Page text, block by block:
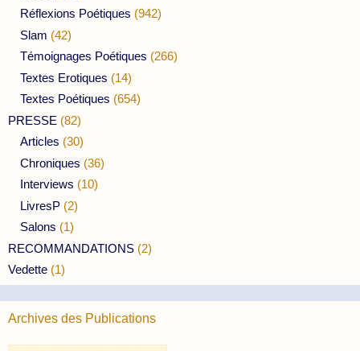
Réflexions Poétiques (942)
Slam (42)
Témoignages Poétiques (266)
Textes Erotiques (14)
Textes Poétiques (654)
PRESSE (82)
Articles (30)
Chroniques (36)
Interviews (10)
LivresP (2)
Salons (1)
RECOMMANDATIONS (2)
Vedette (1)
Archives des Publications